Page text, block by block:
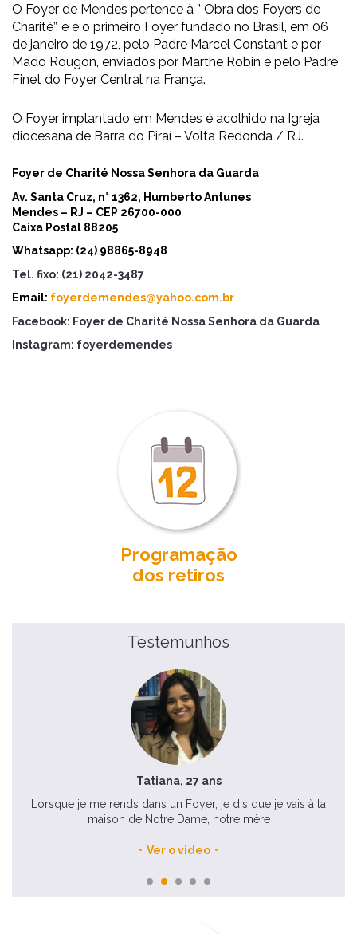
O Foyer de Mendes pertence à ” Obra dos Foyers de
Charité”, e é o primeiro Foyer fundado no Brasil, em 06
de janeiro de 1972, pelo Padre Marcel Constant e por
Mado Rougon, enviados por Marthe Robin e pelo Padre
Finet do Foyer Central na França.
O Foyer implantado em Mendes é acolhido na Igreja
diocesana de Barra do Piraí – Volta Redonda / RJ.
Foyer de Charité Nossa Senhora da Guarda
Av. Santa Cruz, n° 1362, Humberto Antunes
Mendes – RJ – CEP 26700-000
Caixa Postal 88205
Whatsapp: (24) 98865-8948
Tel. fixo: (21) 2042-3487
Email: foyerdemendes@yahoo.com.br
Facebook: Foyer de Charité Nossa Senhora da Guarda
Instagram: foyerdemendes
Programação
dos retiros
Testemunhos
Tatiana, 27 ans
Lorsque je me rends dans un Foyer, je dis que je vais à la
maison de Notre Dame, notre mère
Ver o video